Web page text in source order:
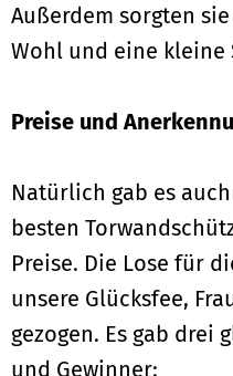
Außerdem sorgten
Wohl und eine kleine
Preise und
Natürlich gab es
besten
Preise. Die Lose für
unsere Glücksfee,
gezogen. Es gab drei
und Gewinner: